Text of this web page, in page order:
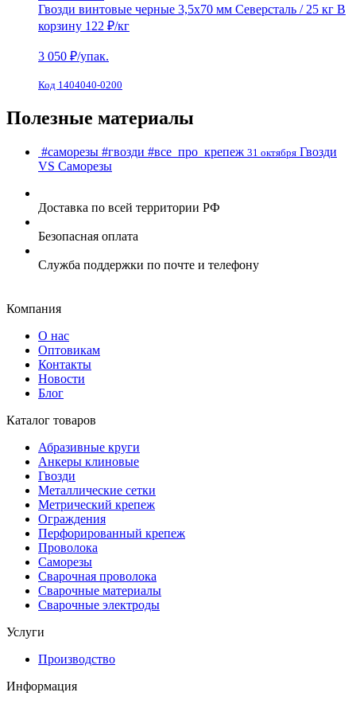
Гвозди винтовые черные 3,5х70 мм Северсталь / 25 кг В
корзину 122 ₽/кг
3 050 ₽/упак.
Код 1404040-0200
Полезные материалы
#саморезы #гвозди #все_про_крепеж 31 октября Гвозди
VS Cаморезы
Доставка по всей территории РФ
Безопасная оплата
Служба поддержки по почте и телефону
Компания
О нас
Оптовикам
Контакты
Новости
Блог
Каталог товаров
Абразивные круги
Анкеры клиновые
Гвозди
Металлические сетки
Метрический крепеж
Ограждения
Перфорированный крепеж
Проволока
Саморезы
Сварочная проволока
Сварочные материалы
Сварочные электроды
Услуги
Производство
Информация